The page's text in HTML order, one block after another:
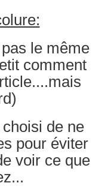
le même
comment
de ne
pour éviter
voir ce que